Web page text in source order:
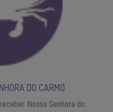
DO CARMO
Nossa Senhora do